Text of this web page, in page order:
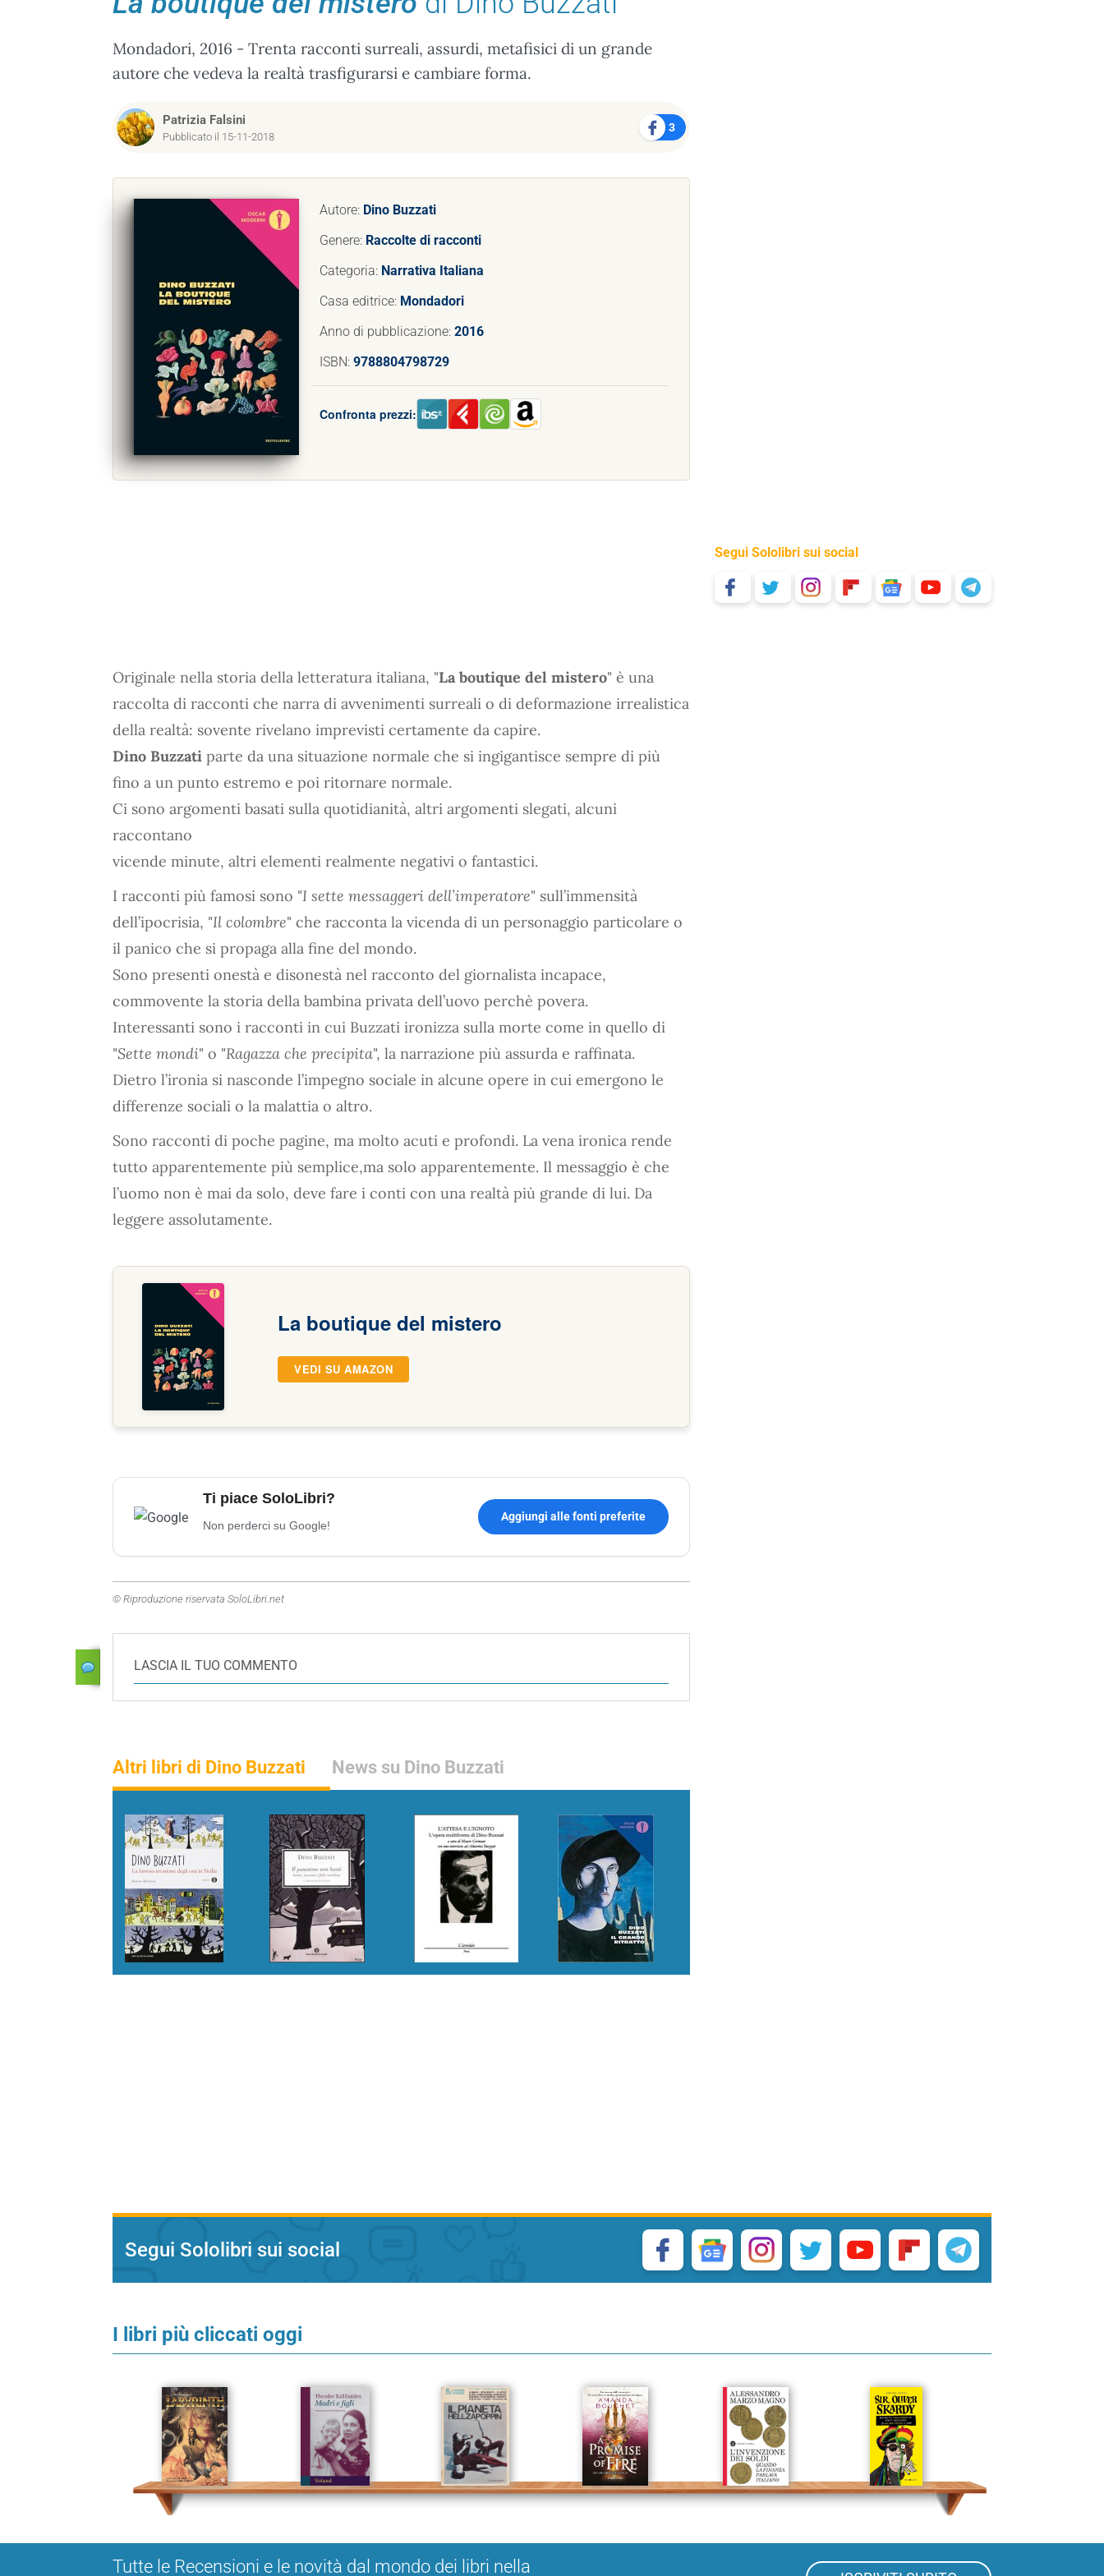
Mondadori, 2016 - Trenta racconti surreali, assurdi, metafisici di un grande
autore che vedeva la realtà trasfigurarsi e cambiare forma.
Patrizia Falsini
Pubblicato il 15-11-2018
3
Autore: Dino Buzzati
Genere: Raccolte di racconti
Categoria: Narrativa Italiana
Casa editrice: Mondadori
Anno di pubblicazione: 2016
ISBN: 9788804798729
Confronta prezzi:
Originale nella storia della letteratura italiana, "La boutique del mistero" è una
raccolta di racconti che narra di avvenimenti surreali o di deformazione irrealistica
della realtà: sovente rivelano imprevisti certamente da capire.
Dino Buzzati parte da una situazione normale che si ingigantisce sempre di più
fino a un punto estremo e poi ritornare normale.
Ci sono argomenti basati sulla quotidianità, altri argomenti slegati, alcuni
raccontano
vicende minute, altri elementi realmente negativi o fantastici.
I racconti più famosi sono "I sette messaggeri dell’imperatore" sull’immensità
dell’ipocrisia, "Il colombre" che racconta la vicenda di un personaggio particolare o
il panico che si propaga alla fine del mondo.
Sono presenti onestà e disonestà nel racconto del giornalista incapace,
commovente la storia della bambina privata dell’uovo perchè povera.
Interessanti sono i racconti in cui Buzzati ironizza sulla morte come in quello di
"Sette mondi" o "Ragazza che precipita", la narrazione più assurda e raffinata.
Dietro l’ironia si nasconde l’impegno sociale in alcune opere in cui emergono le
differenze sociali o la malattia o altro.
Sono racconti di poche pagine, ma molto acuti e profondi. La vena ironica rende
tutto apparentemente più semplice,ma solo apparentemente. Il messaggio è che
l’uomo non è mai da solo, deve fare i conti con una realtà più grande di lui. Da
leggere assolutamente.
La boutique del mistero
VEDI SU AMAZON
Ti piace SoloLibri?
Non perderci su Google!
Aggiungi alle fonti preferite
© Riproduzione riservata SoloLibri.net
LASCIA IL TUO COMMENTO
Altri libri di Dino Buzzati News su Dino Buzzati
Segui Sololibri sui social
Segui Sololibri sui social
I libri più cliccati oggi
Tutte le Recensioni e le novità dal mondo dei libri nella